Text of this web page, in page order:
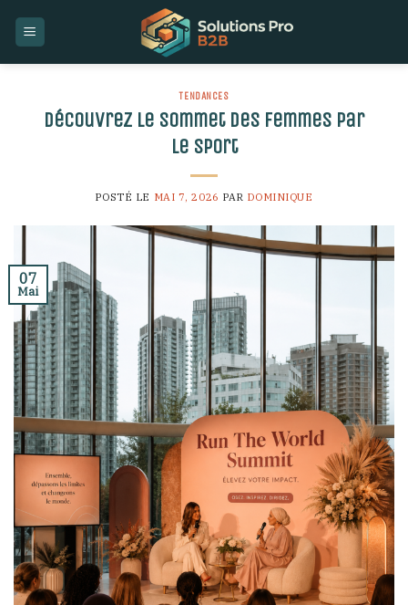
TENDANCES
Découvrez le sommet des femmes par
le sport
POSTÉ LE MAI 7, 2026 PAR DOMINIQUE
07
Mai